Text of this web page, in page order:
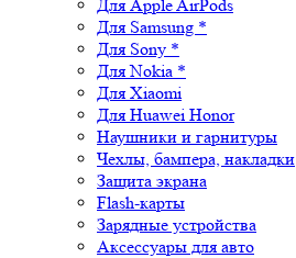
Для Apple AirPods
Для Samsung *
Для Sony *
Для Nokia *
Для Xiaomi
Для Huawei Honor
Наушники и гарнитуры
Чехлы, бампера, накладки
Защита экрана
Flash-карты
Зарядные устройства
Аксессуары для авто